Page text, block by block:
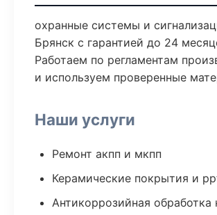
охранные системы и
Брянск с гарантией до 24
Работаем по регламентам
и используем проверенные
Наши услуги
Ремонт акпп и мкпп
Керамические покрытия и
Антикоррозийная обработка